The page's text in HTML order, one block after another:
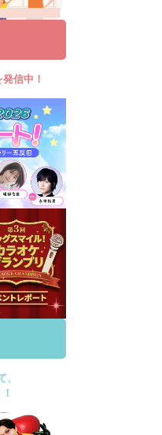
信中！